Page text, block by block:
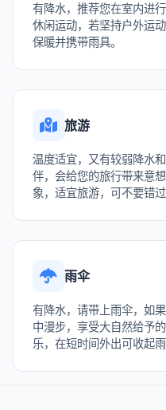
有降水，推荐您在室内进
休闲运动，若坚持户外运
保暖并携带雨具。
旅游
温度适宜，又有较弱降水
伴，会给您的旅行带来意
象，适宜旅游，可不要错过
雨伞
有降水，请带上雨伞，如
中漫步，享受大自然给予
乐，在短时间外出可收起雨